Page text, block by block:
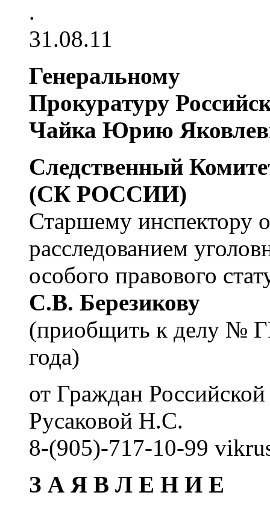
.
31.08.11
Генеральному
Прокуратуру
Чайка Юрию
Следственный
(СК РОССИИ)
Старшему инспектору
расследованием
особого правового
С.В. Березикову
(приобщить к делу №
года)
от Граждан
Русаковой Н.С.
8-(905)-717-10-99
З А Я В Л Е Н И Е